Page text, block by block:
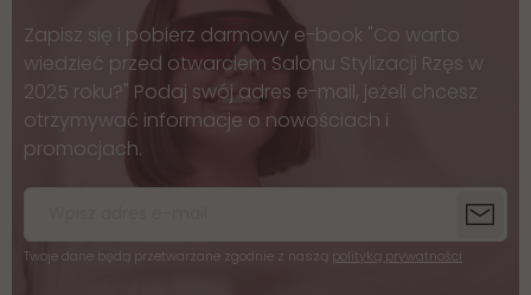
Zapisz się i pobierz darmowy e-book "Co warto
wiedzieć przed otwarciem Salonu Stylizacji Rzęs w
2025 roku?" Podaj swój adres e-mail, jeżeli chcesz
otrzymywać informacje o nowościach i
promocjach.
Twoje dane będą przetwarzane zgodnie z naszą polityką prywatności